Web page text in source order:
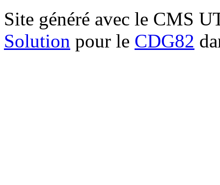
Site généré avec le CMS
Solution pour le CDG82